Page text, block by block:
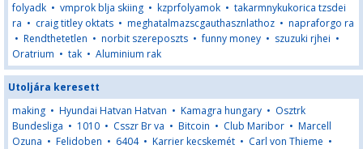
folyadk • vmprok blja skiing • kzprfolyamok • takarmnykukorica tzsdei
ra • craig titley oktats • meghatalmazscgauthasznlathoz • napraforgo ra
• Rendthetetlen • norbit szereposzts •funny money • szuzuki rjhei •
Oratrium • tak • Aluminium rak
Utoljára keresett
making • Hyundai Hatvan Hatvan • Kamagra hungary • Osztrk
Bundesliga • 1010 • Csszr Br va • Bitcoin • Club Maribor • Marcell
Ozuna • Felidoben • 6404• Karrier kecskemét • Carl von Thieme •